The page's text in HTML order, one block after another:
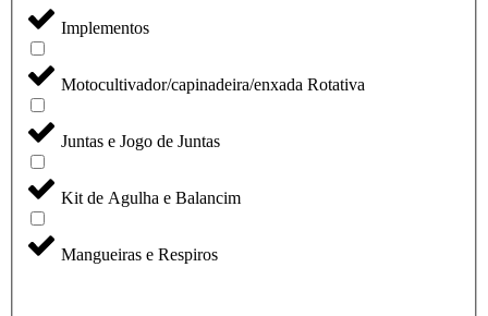
Implementos
Motocultivador/capinadeira/enxada Rotativa
Juntas e Jogo de Juntas
Kit de Agulha e Balancim
Mangueiras e Respiros